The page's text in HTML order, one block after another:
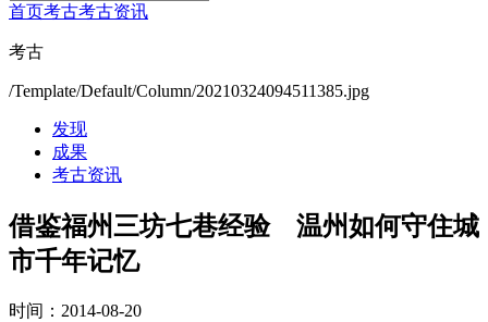
首页考古考古资讯
考古
/Template/Default/Column/20210324094511385.jpg
发现
成果
考古资讯
借鉴福州三坊七巷经验 温州如何守住城
市千年记忆
时间：2014-08-20